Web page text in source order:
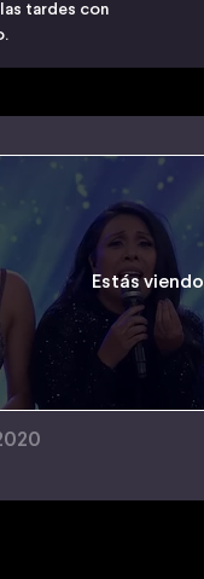
tardes con
Estás viendo